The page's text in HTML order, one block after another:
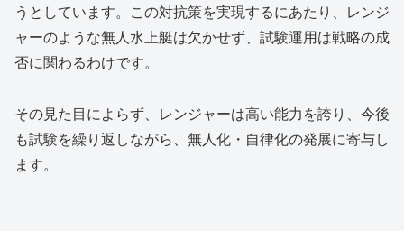
うとしています。この対抗策を実現するにあたり、レンジ
ャーのような無人水上艇は欠かせず、試験運用は戦略の成
否に関わるわけです。
その見た目によらず、レンジャーは高い能力を誇り、今後
も試験を繰り返しながら、無人化・自律化の発展に寄与し
ます。